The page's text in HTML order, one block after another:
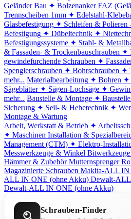
Geländer Bau ✦ Bolzenanker FAZ
Trennscheiben 1mm ✦ Edelstahl-
Glasbefestigung ✦ Schleifen & Polieren
Befestigung ✦ Dübeltechnik ✦
Befestigungssysteme ✦ Stahl- &
& Fassaden- & Trockenbauschrauben ✦
gewindefurchende Schrauben ✦
Spenglerschrauben ✦ Bohrschrauben ✦
mehr... Materialbearbeitung ✦ Bohren ✦
Sägeblätter ✦ Sägen-Lochsäge ✦
mehr... Baustelle & Montage ✦
Sicherung ✦ Seil- & Hebetechnik ✦
Montage & Wartung
Arbeit, Werkstatt & Betrieb ✦
✦ Maschinen Installation &
Management (CTM) ✦ Elektro-
Messwerkzeuge & Winkel Bitwerkzeuge
Hämmer & Zubehör Mutternsprenger
Magazinierte Schrauben Makita-ALL IN
ALL IN ONE (ohne Akku) Dewalt-
Dewalt-ALL IN ONE (ohne Akku)
Schrauben-Finder